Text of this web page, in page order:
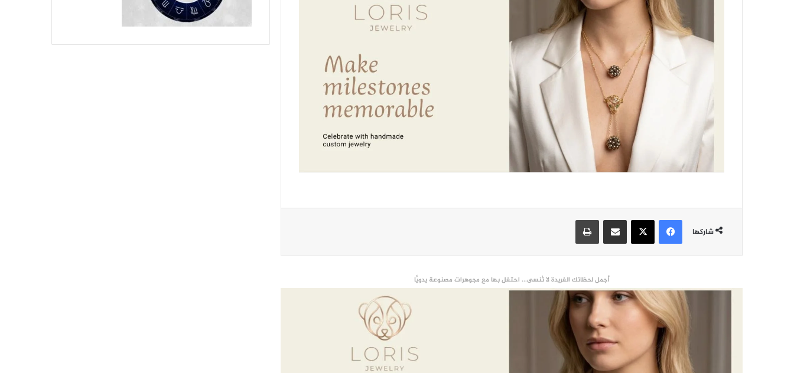
شاركها
فيسبوك‫X مشاركة عبر البريد طباعة
أجمل لحظاتك الفريدة لا تُنسى... احتفل بها مع مجوهرات مصنوعة يدويًّا